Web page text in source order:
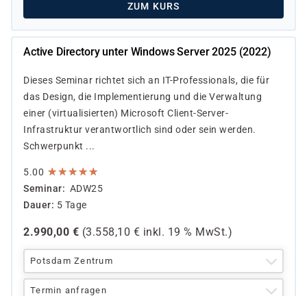
ZUM KURS
Active Directory unter Windows Server 2025 (2022)
Dieses Seminar richtet sich an IT-Professionals, die für
das Design, die Implementierung und die Verwaltung
einer (virtualisierten) Microsoft Client-Server-
Infrastruktur verantwortlich sind oder sein werden.
Schwerpunkt ...
5.00 ★★★★★
★★★★★
Seminar
ADW25
Dauer
5 Tage
2.990,00 € (3.558,10 € inkl. 19 % MwSt.)
Potsdam Zentrum
Termin anfragen